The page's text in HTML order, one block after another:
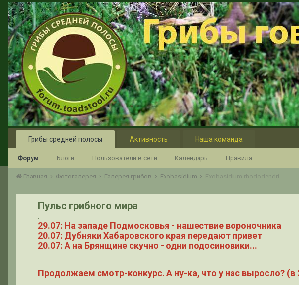
Грибы средней полосы
Форум Блоги Пользователи в сети Календарь Правила
Активность Наша команда
Главная Фотогалерея Галерея грибов Exobasidium Exobasidium rhododendri
Пульс грибного мира
.
29.07: На западе Подмосковья - нашествие вороночника
20.07: Дубняки Хабаровского края передают привет
20.07: А на Брянщине скучно - одни подосиновики...
Продолжаем смотр-конкурс. А ну-ка, что у нас выросло? (в